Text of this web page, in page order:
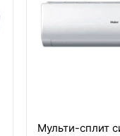
Мульти-сплит